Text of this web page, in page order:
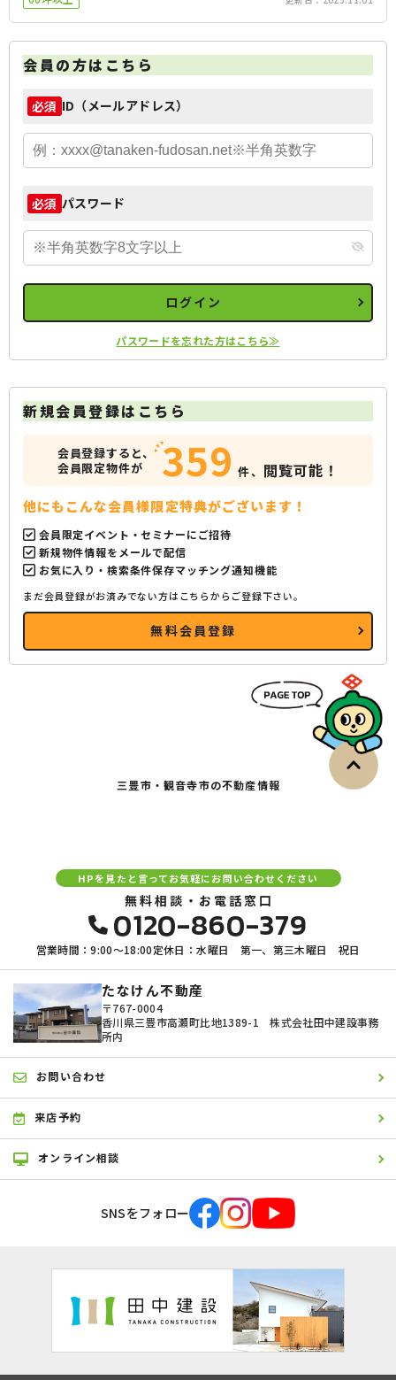
会員の方はこちら
必須 ID（メールアドレス）
必須 パスワード
ログイン
パスワードを忘れた方はこちら≫
新規会員登録はこちら
会員登録すると、
会員限定物件が
359 件、 閲覧可能！
他にもこんな会員様限定特典がございます！
会員限定イベント・セミナーにご招待
新規物件情報をメールで配信
お気に入り・検索条件保存マッチング通知機能
まだ会員登録がお済みでない方はこちらからご登録下さい。
無料会員登録
三豊市・観音寺市の不動産情報
HPを見たと言ってお気軽にお問い合わせください
無料相談・お電話窓口
0120-860-379
営業時間：9:00〜18:00定休日：水曜日 第一、第三木曜日 祝日
たなけん不動産
〒767-0004
香川県三豊市高瀬町比地1389-1 株式会社田中建設事務
所内
お問い合わせ
来店予約
オンライン相談
SNSをフォロー